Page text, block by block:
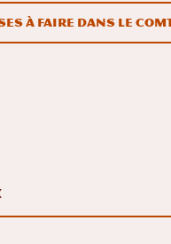
à faire dans le